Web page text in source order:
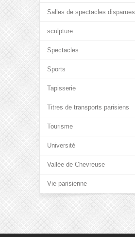
Salles de spectacles disparues
sculpture
Spectacles
Sports
Tapisserie
Titres de transports parisiens
Tourisme
Université
Vallée de Chevreuse
Vie parisienne